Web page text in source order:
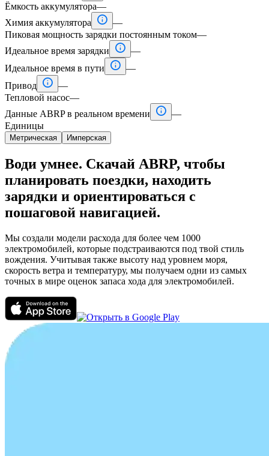
Ёмкость аккумулятора—
Химия аккумулятора
 —
Пиковая мощность зарядки постоянным током—
Идеальное время зарядки
 —
Идеальное время в пути
 —
Привод  —
Тепловой насос—
Данные ABRP в реальном времени
 —
Единицы
Метрическая Имперская
Води умнее. Скачай ABRP, чтобы
планировать поездки, находить
зарядки и ориентироваться с
пошаговой навигацией.
Мы создали модели расхода для более чем 1000
электромобилей, которые подстраиваются под твой стиль
вождения. Учитывая также высоту над уровнем моря,
скорость ветра и температуру, мы получаем одни из самых
точных в мире оценок запаса хода для электромобилей.